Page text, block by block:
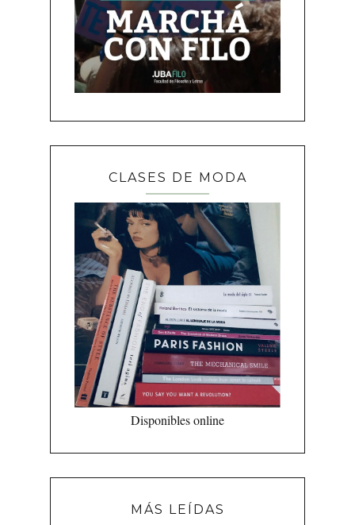
CLASES DE MODA
Disponibles online
MÁS LEÍDAS